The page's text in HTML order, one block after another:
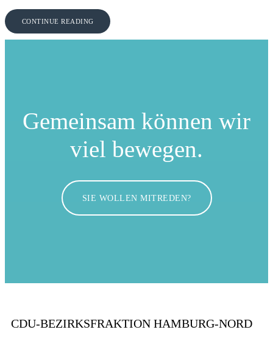
CONTINUE READING
Gemeinsam können wir
viel bewegen.
SIE WOLLEN MITREDEN?
CDU-BEZIRKSFRAKTION HAMBURG-NORD